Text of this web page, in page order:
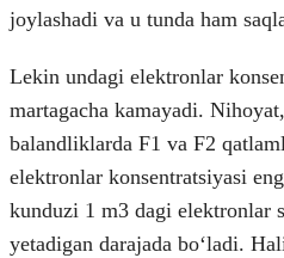
joylashadi va u tunda ham
Lekin undagi elektronlar
martagacha kamayadi.
balandliklarda F1 va F2
elektronlar konsentratsiyasi
kunduzi 1 m3 dagi elektronlar
yetadigan darajada boʻladi.